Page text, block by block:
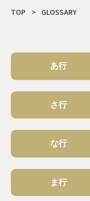
TOP > GLOSSARY
あ行
さ行
な行
ま行